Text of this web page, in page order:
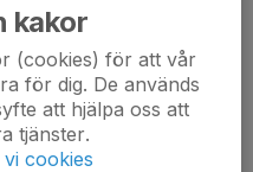
svar och krävs
för
kakor
(cookies) för att vår
för dig. De används
att hjälpa oss att
tjänster.
cookies